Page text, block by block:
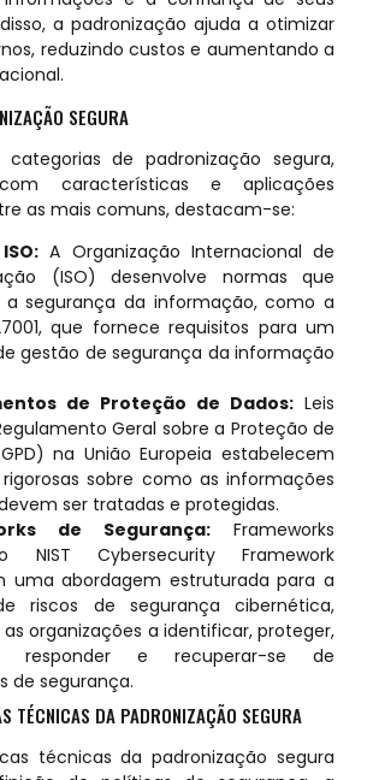
a padronização ajuda a otimizar
reduzindo custos e aumentando a
SEGURA
categorias de padronização segura,
características e aplicações
as mais comuns, destacam-se:
A Organização Internacional de
(ISO) desenvolve normas que
a segurança da informação, como a
que fornece requisitos para um
gestão de segurança da informação
de Proteção de Dados: Leis
Geral sobre a Proteção de
na União Europeia estabelecem
sobre como as informações
ser tratadas e protegidas.
de Segurança: Frameworks
Cybersecurity Framework
uma abordagem estruturada para a
riscos de segurança cibernética,
organizações a identificar, proteger,
responder e recuperar-se de
de segurança.
TÉCNICAS DA PADRONIZAÇÃO SEGURA
técnicas da padronização segura